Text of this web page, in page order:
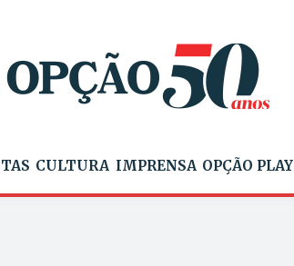
CULTURA IMPRENSA OPÇÃO PLAY